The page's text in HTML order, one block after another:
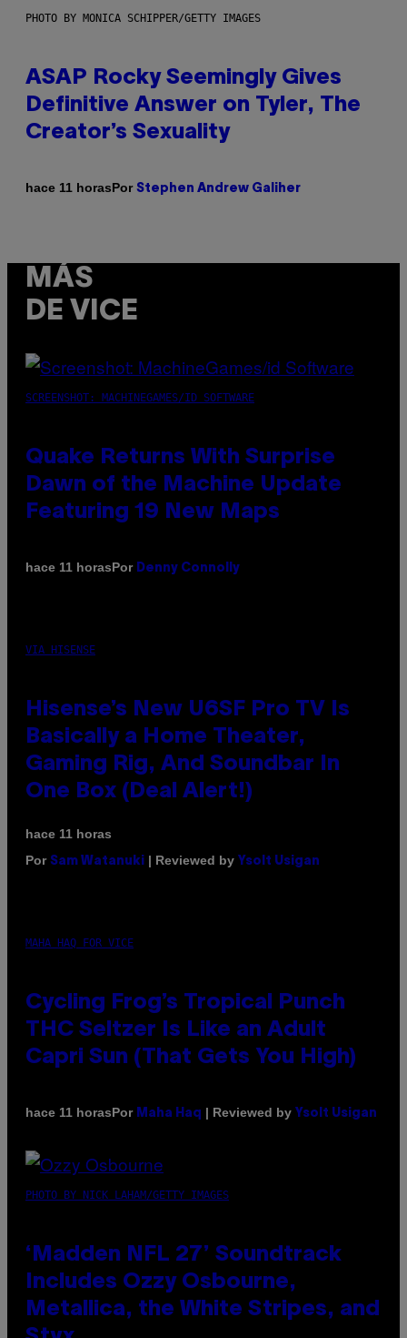
PHOTO BY MONICA SCHIPPER/GETTY IMAGES
ASAP Rocky Seemingly Gives
Definitive Answer on Tyler, The
Creator’s Sexuality
hace 11 horasPor Stephen Andrew Galiher
MÁS
DE VICE
SCREENSHOT: MACHINEGAMES/ID SOFTWARE
Quake Returns With Surprise
Dawn of the Machine Update
Featuring 19 New Maps
hace 11 horasPor Denny Connolly
VIA HISENSE
Hisense’s New U6SF Pro TV Is
Basically a Home Theater,
Gaming Rig, And Soundbar In
One Box (Deal Alert!)
hace 11 horas
Por Sam Watanuki | Reviewed by Ysolt Usigan
MAHA HAQ FOR VICE
Cycling Frog’s Tropical Punch
THC Seltzer Is Like an Adult
Capri Sun (That Gets You High)
hace 11 horasPor Maha Haq | Reviewed by Ysolt Usigan
PHOTO BY NICK LAHAM/GETTY IMAGES
‘Madden NFL 27’ Soundtrack
Includes Ozzy Osbourne,
Metallica, the White Stripes, and